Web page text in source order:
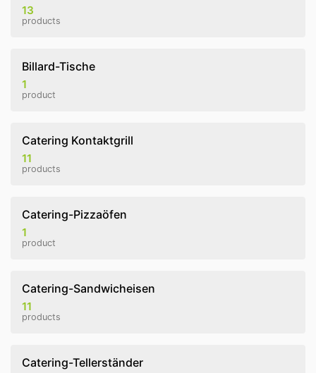
13
products
Billard-Tische
1
product
Catering Kontaktgrill
11
products
Catering-Pizzaöfen
1
product
Catering-Sandwicheisen
11
products
Catering-Tellerständer